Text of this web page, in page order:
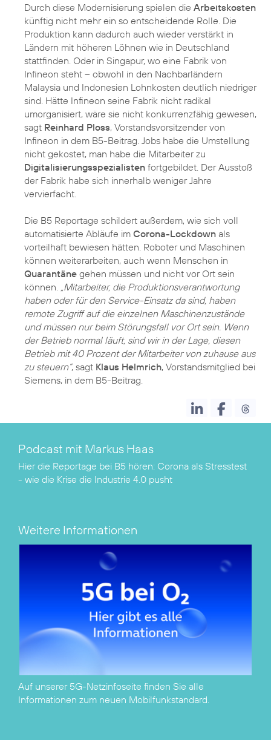
Durch diese Modernisierung spielen die Arbeitskosten
künftig nicht mehr ein so entscheidende Rolle. Die
Produktion kann dadurch auch wieder verstärkt in
Ländern mit höheren Löhnen wie in Deutschland
stattfinden. Oder in Singapur, wo eine Fabrik von
Infineon steht – obwohl in den Nachbarländern
Malaysia und Indonesien Lohnkosten deutlich niedriger
sind. Hätte Infineon seine Fabrik nicht radikal
umorganisiert, wäre sie nicht konkurrenzfähig gewesen,
sagt Reinhard Ploss, Vorstandsvorsitzender von
Infineon in dem B5-Beitrag. Jobs habe die Umstellung
nicht gekostet, man habe die Mitarbeiter zu
Digitalisierungsspezialisten fortgebildet. Der Ausstoß
der Fabrik habe sich innerhalb weniger Jahre
vervierfacht.
Die B5 Reportage schildert außerdem, wie sich voll
automatisierte Abläufe im Corona-Lockdown als
vorteilhaft bewiesen hätten. Roboter und Maschinen
können weiterarbeiten, auch wenn Menschen in
Quarantäne gehen müssen und nicht vor Ort sein
können.
„Mitarbeiter, die Produktionsverantwortung
haben oder für den Service-Einsatz da sind, haben
remote Zugriff auf die einzelnen Maschinenzustände
und müssen nur beim Störungsfall vor Ort sein. Wenn
der Betrieb normal läuft, sind wir in der Lage, diesen
Betrieb mit 40 Prozent der Mitarbeiter von zuhause aus
zu steuern“, sagt Klaus Helmrich, Vorstandsmitglied bei
Siemens, in dem B5-Beitrag.
Podcast mit Markus Haas
Hier die Reportage bei B5 hören: Corona als Stresstest
- wie die Krise die Industrie 4.0 pusht
Weitere Informationen
Auf unserer 5G-Netzinfoseite finden Sie alle
Informationen zum neuen Mobilfunkstandard.